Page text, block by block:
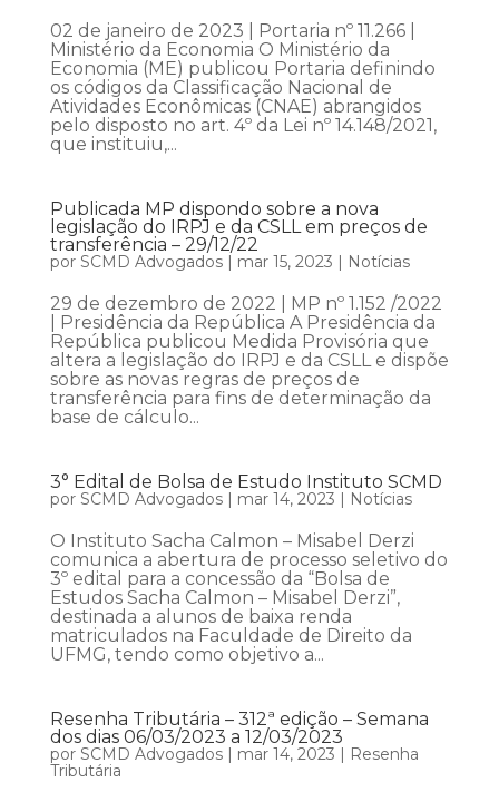
02 de janeiro de 2023 | Portaria nº 11.266 |
Ministério da Economia O Ministério da
Economia (ME) publicou Portaria definindo
os códigos da Classificação Nacional de
Atividades Econômicas (CNAE) abrangidos
pelo disposto no art. 4º da Lei nº 14.148/2021,
que instituiu,...
Publicada MP dispondo sobre a nova
legislação do IRPJ e da CSLL em preços de
transferência – 29/12/22
por SCMD Advogados| mar 15, 2023 | Notícias
29 de dezembro de 2022 | MP nº 1.152 /2022
| Presidência da República A Presidência da
República publicou Medida Provisória que
altera a legislação do IRPJ e da CSLL e dispõe
sobre as novas regras de preços de
transferência para fins de determinação da
base de cálculo...
3° Edital de Bolsa de Estudo Instituto SCMD
por SCMD Advogados| mar 14, 2023 | Notícias
O Instituto Sacha Calmon – Misabel Derzi
comunica a abertura de processo seletivo do
3º edital para a concessão da “Bolsa de
Estudos Sacha Calmon – Misabel Derzi”,
destinada a alunos de baixa renda
matriculados na Faculdade de Direito da
UFMG, tendo como objetivo a...
Resenha Tributária – 312ª edição – Semana
dos dias 06/03/2023 a 12/03/2023
por SCMD Advogados| mar 14, 2023 | Resenha
Tributária